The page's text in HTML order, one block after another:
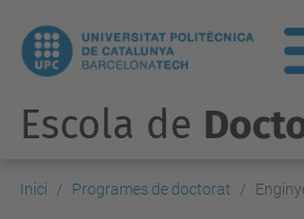
Escola de
Inici Programes de doctorat